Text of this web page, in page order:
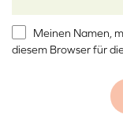
Meinen Namen,
diesem Browser für